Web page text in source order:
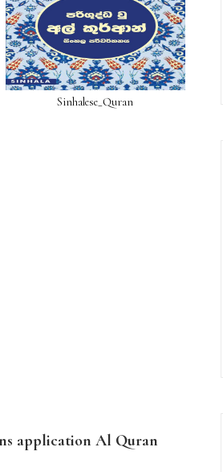
Sinhalese_Quran
application Al Quran